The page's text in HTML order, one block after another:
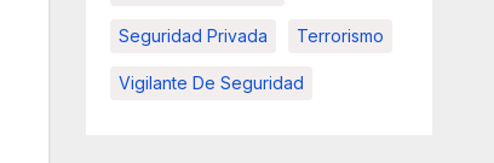
Seguridad Privada Terrorismo
Vigilante De Seguridad